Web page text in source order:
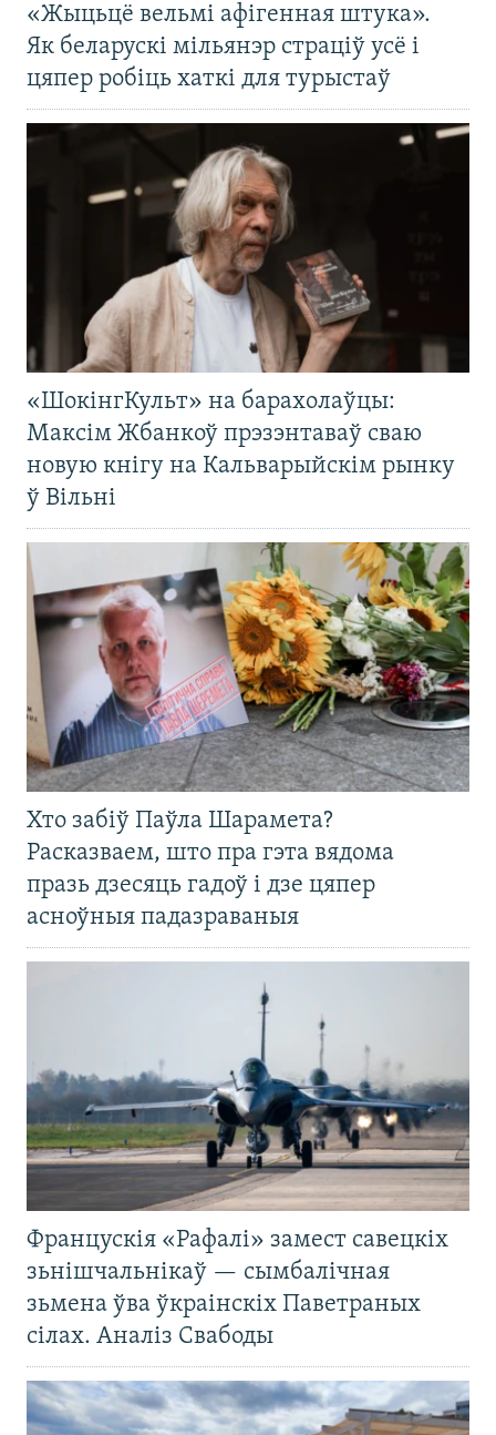
«Жыцьцё вельмі афігенная штука».
Як беларускі мільянэр страціў усё і
цяпер робіць хаткі для турыстаў
«ШокінгКульт» на барахолаўцы:
Максім Жбанкоў прэзэнтаваў сваю
новую кнігу на Кальварыйскім рынку
ў Вільні
Хто забіў Паўла Шарамета?
Расказваем, што пра гэта вядома
празь дзесяць гадоў і дзе цяпер
асноўныя падазраваныя
Францускія «Рафалі» замест савецкіх
зьнішчальнікаў — сымбалічная
зьмена ўва ўкраінскіх Паветраных
сілах. Аналіз Свабоды